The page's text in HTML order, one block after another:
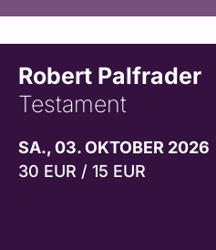
Robert Palfrader
Testament
SA., 03. OKTOBER 2026
30 EUR / 15 EUR